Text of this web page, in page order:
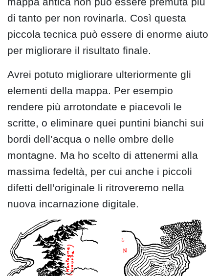
di tanto per non rovinarla. Così questa
piccola tecnica può essere di enorme aiuto
per migliorare il risultato finale.
Avrei potuto migliorare ulteriormente gli
elementi della mappa. Per esempio
rendere più arrotondate e piacevoli le
scritte, o eliminare quei puntini bianchi sui
bordi dell’acqua o nelle ombre delle
montagne. Ma ho scelto di attenermi alla
massima fedeltà, per cui anche i piccoli
difetti dell’originale li ritroveremo nella
nuova incarnazione digitale.